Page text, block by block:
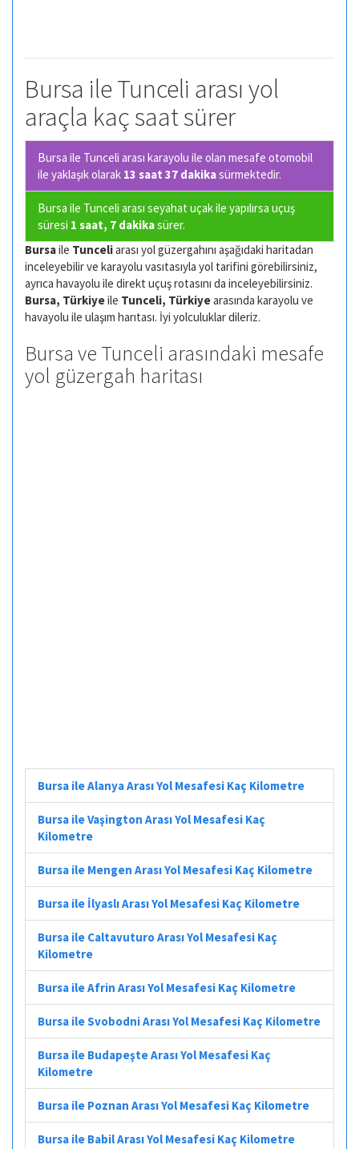
Bursa ile Tunceli arası yol
araçla kaç saat sürer
Bursa ile Tunceli arası karayolu ile olan mesafe otomobil
ile yaklaşık olarak 13 saat 37 dakikasürmektedir.
Bursa ile Tunceli arası seyahat uçak ile yapılırsa uçuş
süresi 1 saat, 7 dakikasürer.
Bursaile Tunceliarası yol güzergahını aşağıdaki haritadan
inceleyebilir ve karayolu vasıtasıyla yol tarifini görebilirsiniz,
ayrıca havayolu ile direkt uçuş rotasını da inceleyebilirsiniz.
Bursa, Türkiyeile Tunceli, Türkiyearasında karayolu ve
havayolu ile ulaşım harıtası. İyi yolculuklar dileriz.
Bursa ve Tunceli arasındaki mesafe
yol güzergah haritası
Bursa ile Alanya Arası Yol Mesafesi Kaç Kilometre
Bursa ile Vaşington Arası Yol Mesafesi Kaç
Kilometre
Bursa ile Mengen Arası Yol Mesafesi Kaç Kilometre
Bursa ile İlyaslı Arası Yol Mesafesi Kaç Kilometre
Bursa ile Caltavuturo Arası Yol Mesafesi Kaç
Kilometre
Bursa ile Afrin Arası Yol Mesafesi Kaç Kilometre
Bursa ile Svobodni Arası Yol Mesafesi Kaç Kilometre
Bursa ile Budapeşte Arası Yol Mesafesi Kaç
Kilometre
Bursa ile Poznan Arası Yol Mesafesi Kaç Kilometre
Bursa ile Babil Arası Yol Mesafesi Kaç Kilometre